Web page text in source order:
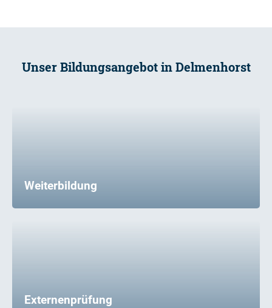
Unser Bildungsangebot in Delmenhorst
Weiterbildung
Externenprüfung